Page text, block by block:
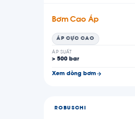
Bơm Cao Áp
ÁP CỰC CAO
ÁP SUẤT
> 500 bar
Xem dòng bơm
ROBUSCHI